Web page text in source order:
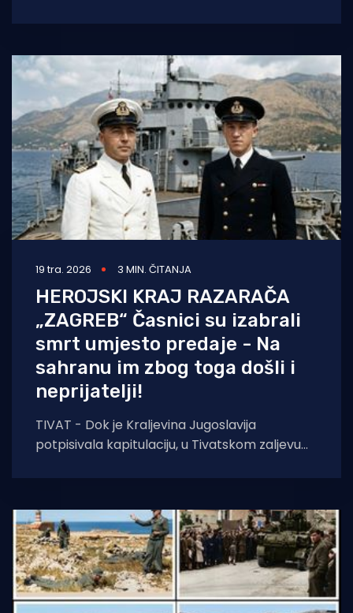
kao ni mjestu
19 tra. 2026 3 MIN. ČITANJA
HEROJSKI KRAJ RAZARAČA
„ZAGREB“ Časnici su izabrali
smrt umjesto predaje - Na
sahranu im zbog toga došli i
neprijatelji!
TIVAT - Dok je Kraljevina Jugoslavija
potpisivala kapitulaciju, u Tivatskom zaljevu
Milan Spasić i Sergej